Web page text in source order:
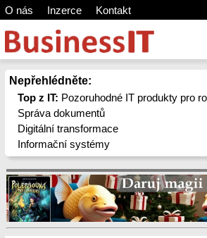
O nás Inzerce Kontakt
Nepřehlédněte:
Top z IT: Pozoruhodné IT produkty pro
Správa dokumentů
Digitální transformace
Informační systémy